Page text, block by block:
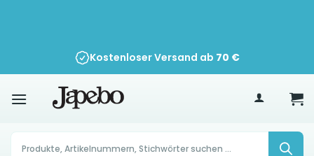
Kostenloser Versand ab 70 €
Products
search